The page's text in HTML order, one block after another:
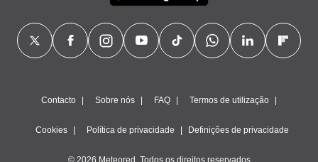
Contacto Sobre nós FAQ Termos de utilização
Cookies Política de privacidade Definições de privacidade
© 2026 Meteored. Todos os direitos reservados